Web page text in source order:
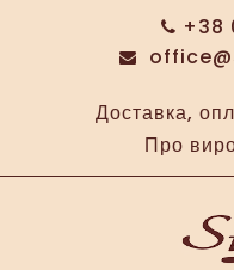
+38
Доставка,
Про